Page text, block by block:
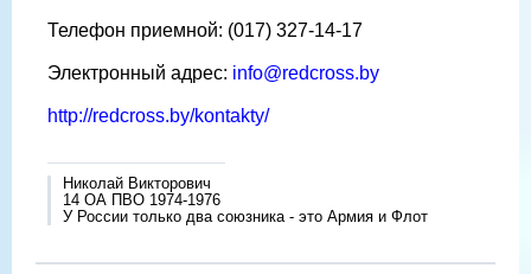
Телефон приемной: (017) 327-14-17
Электронный адрес: info@redcross.by
http://redcross.by/kontakty/
Николай Викторович
14 ОА ПВО 1974-1976
У России только два союзника - это Армия и Флот